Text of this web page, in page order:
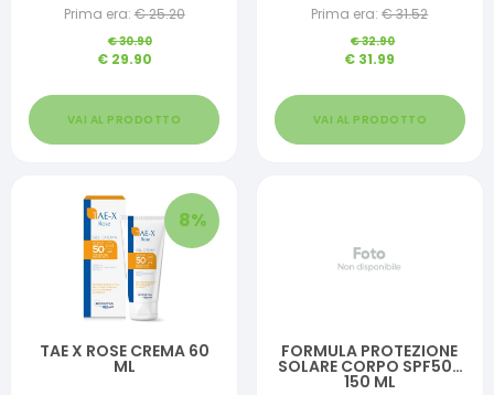
Prima era: €25.20
€30.90
€ 29.90
VAI AL PRODOTTO
Prima era: €31.52
€32.90
€ 31.99
VAI AL PRODOTTO
8%
TAE X ROSE CREMA 60
ML
FORMULA PROTEZIONE
SOLARE CORPO SPF50+
150 ML